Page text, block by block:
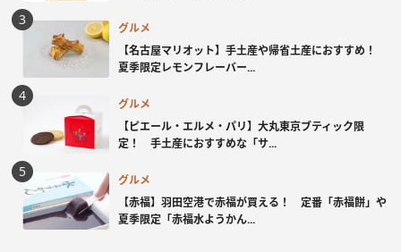
グルメ
【名古屋マリオット】手土産や帰省土産におすすめ！
夏季限定レモンフレーバー...
グルメ
【ピエール・エルメ・パリ】大丸東京ブティック限
定！ 手土産におすすめな「サ...
グルメ
【赤福】羽田空港で赤福が買える！ 定番「赤福餅」や
夏季限定「赤福水ようかん...